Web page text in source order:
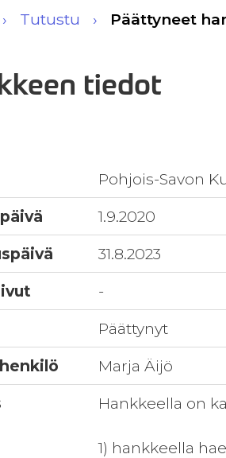
Tutustu Päättyneet
tiedot
Pohjois-Savon
1.9.2020
31.8.2023
-
Päättynyt
Marja Äijö
Hankkeella on
1) hankkeella